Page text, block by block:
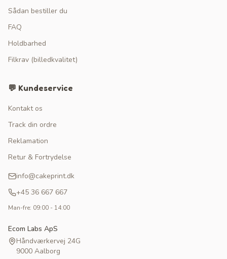
Sådan bestiller du
FAQ
Holdbarhed
Filkrav (billedkvalitet)
💬 Kundeservice
Kontakt os
Track din ordre
Reklamation
Retur & Fortrydelse
info@cakeprint.dk
+45 36 667 667
Man-fre: 09:00 - 14:00
Ecom Labs ApS
Håndværkervej 24G
9000 Aalborg